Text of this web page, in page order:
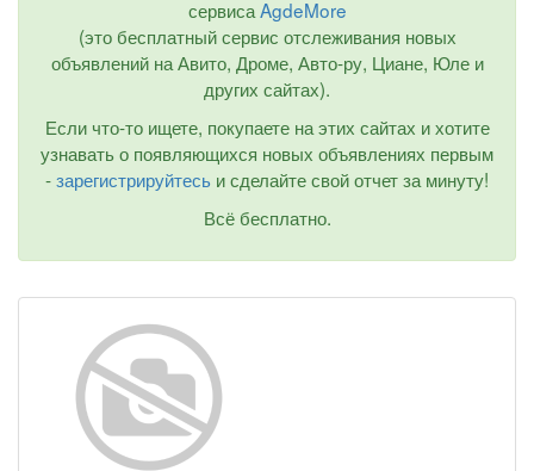
сервисаAgdeMore
(это бесплатный сервис отслеживания новых
объявлений на Авито, Дроме, Авто-ру, Циане, Юле и
других сайтах).
Если что-то ищете, покупаете на этих сайтах и хотите
узнавать о появляющихся новых объявлениях первым
-зарегистрируйтесь и сделайте свой отчет за минуту!
Всё бесплатно.